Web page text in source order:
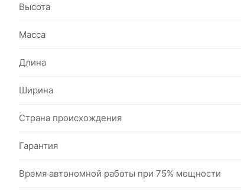
Высота
Масса
Длина
Ширина
Страна происхождения
Гарантия
Время автономной работы при 75% мощности